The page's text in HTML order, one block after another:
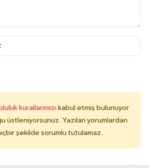
kurallarımızı kabul etmiş bulunuyor
üstleniyorsunuz. Yazılan yorumlardan
şekilde sorumlu tutulamaz.